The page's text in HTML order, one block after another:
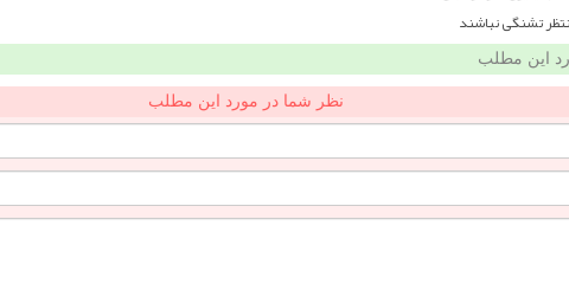
تشنگی نباشند
این مطلب
نظر شما در مورد این مطلب